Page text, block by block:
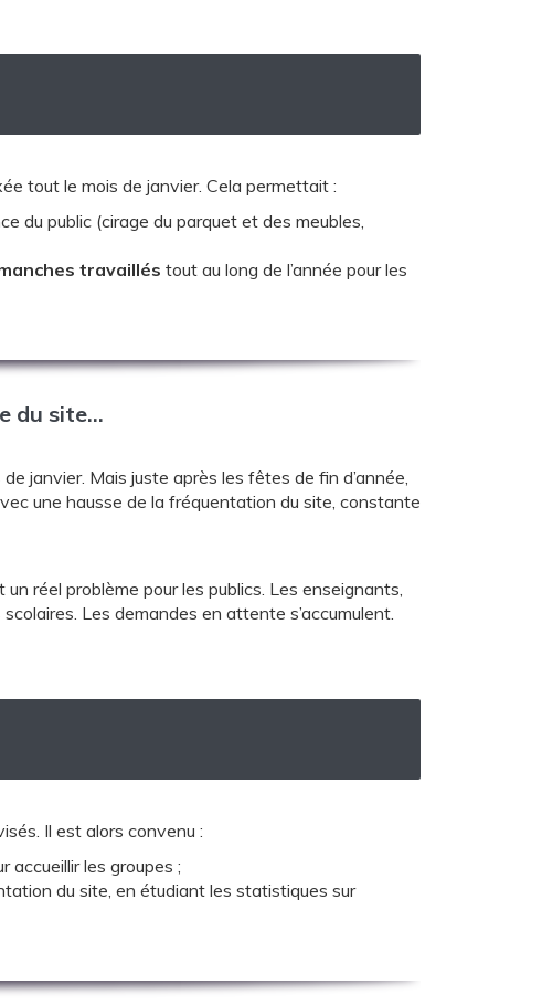
tout le mois de janvier. Cela permettait :
du public (cirage du parquet et des meubles,
travaillés tout au long de l’année pour les
du site…
janvier. Mais juste après les fêtes de fin d’année,
une hausse de la fréquentation du site, constante
réel problème pour les publics. Les enseignants,
Les demandes en attente s’accumulent.
Il est alors convenu :
accueillir les groupes ;
du site, en étudiant les statistiques sur